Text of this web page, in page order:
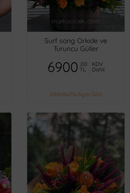
Surf song Orkide ve
Turuncu Güller
6900 ,00
TL
KDV
Dahil
İstanbul'a Aynı Gün